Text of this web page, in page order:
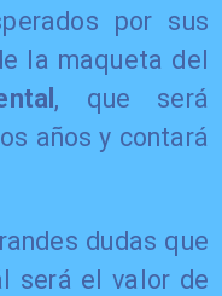
por sus
la maqueta del
, que será
años y contará
dudas que
será el valor de